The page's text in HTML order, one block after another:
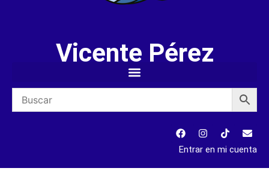
Vicente Pérez
Entrar en mi cuenta